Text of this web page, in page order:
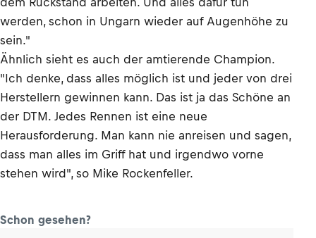
werden, schon in Ungarn wieder auf Augenhöhe zu
sein."
Ähnlich sieht es auch der amtierende Champion.
"Ich denke, dass alles möglich ist und jeder von drei
Herstellern gewinnen kann. Das ist ja das Schöne an
der DTM. Jedes Rennen ist eine neue
Herausforderung. Man kann nie anreisen und sagen,
dass man alles im Griff hat und irgendwo vorne
stehen wird", so Mike Rockenfeller.
Schon gesehen?